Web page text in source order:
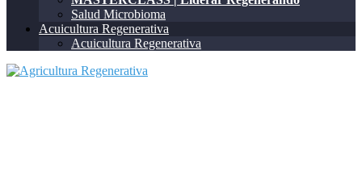
Salud Microbioma
Acuicultura Regenerativa
Acuicultura Regenerativa